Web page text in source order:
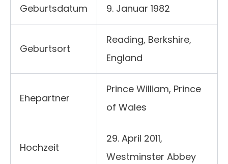
Geburtsdatum 9. Januar 1982
Geburtsort
Reading, Berkshire,
England
Ehepartner
Prince William, Prince
of Wales
Hochzeit
29. April 2011,
Westminster Abbey